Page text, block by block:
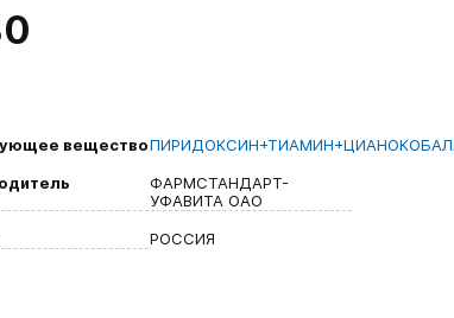
вещество
ФАРМСТАНДАРТ-
УФАВИТА ОАО
РОССИЯ